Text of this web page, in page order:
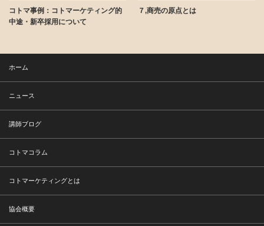
講師ブログ
コトマ事例：コトマーケティング的
中途・新卒採用について
７,商売の原点とは
ホーム
ニュース
講師ブログ
コトマコラム
コトマーケティングとは
協会概要